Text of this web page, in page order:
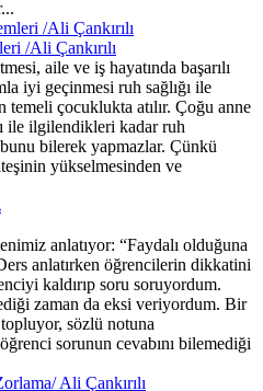
/Ali Çankırılı
aile ve iş hayatında başarılı
iyi geçinmesi ruh sağlığı ile
temeli çocuklukta atılır. Çoğu anne
ile ilgilendikleri kadar ruh
bilerek yapmazlar. Çünkü
yükselmesinden ve
anlatıyor: “Faydalı olduğuna
anlatırken öğrencilerin dikkatini
kaldırıp soru soruyordum.
zaman da eksi veriyordum. Bir
sözlü notuna
sorunun cevabını bilemediği